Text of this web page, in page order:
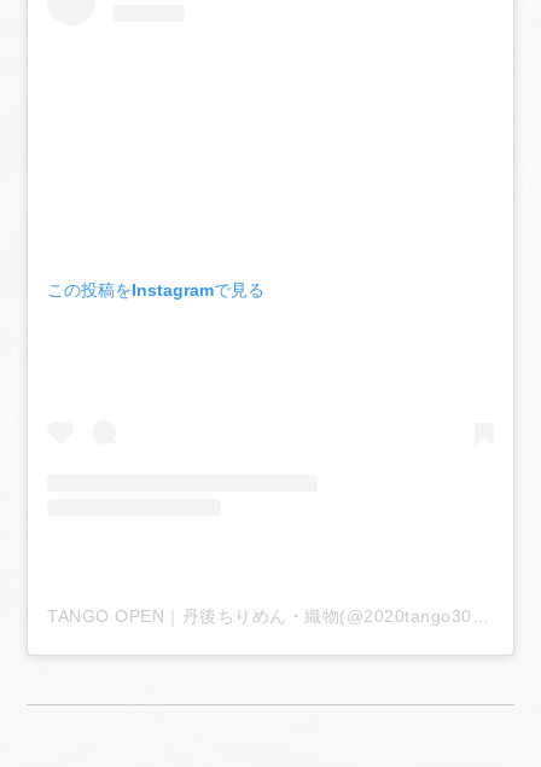
この投稿をInstagramで見る